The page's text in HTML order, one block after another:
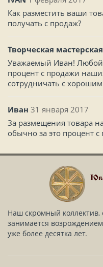
Как разместить ваши
получать с продаж?
Творческая
Уважаемый Иван! Любой
процент с продажи
сотрудничать с
Иван 31 января 2017
За размещения товара
обычно за это процент с
Наш скромный коллектив,
занимается
уже более десятка лет.